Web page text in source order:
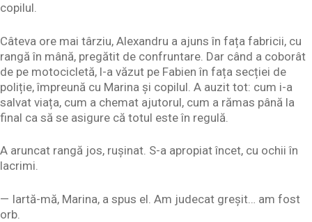
copilul.
Câteva ore mai târziu, Alexandru a ajuns în fața fabricii, cu
rangă în mână, pregătit de confruntare. Dar când a coborât
de pe motocicletă, l-a văzut pe Fabien în fața secției de
poliție, împreună cu Marina și copilul. A auzit tot: cum i-a
salvat viața, cum a chemat ajutorul, cum a rămas până la
final ca să se asigure că totul este în regulă.
A aruncat rangă jos, rușinat. S-a apropiat încet, cu ochii în
lacrimi.
— Iartă-mă, Marina, a spus el. Am judecat greșit… am fost
orb.